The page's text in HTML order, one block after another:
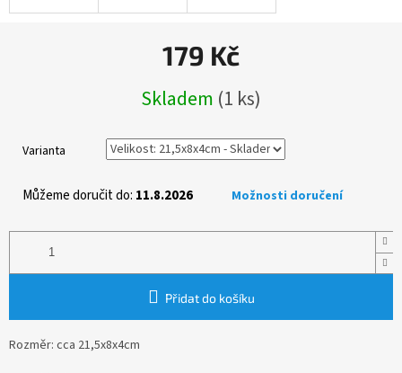
179 Kč
cena:
Skladem (1 ks)
Varianta
Můžeme doručit do: 11.8.2026 Možnosti doručení
Přidat do košíku
Rozměr: cca 21,5x8x4cm